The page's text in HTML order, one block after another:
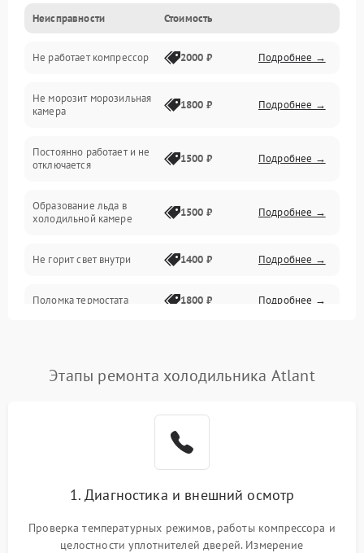
Механика
Электропитание
Дренаж
Неисправности Стоимость
Не работает компрессор 2000 ₽ Подробнее →
Не морозит морозильная
камера
1800 ₽ Подробнее →
Постоянно работает и не
отключается
1500 ₽ Подробнее →
Образование льда в
холодильной камере
1500 ₽ Подробнее →
Не горит свет внутри 1400 ₽ Подробнее →
Поломка термостата 1800 ₽ Подробнее →
Поломка системы No Frost 2600 ₽ Подробнее →
работе
2000 ₽ Подробнее →
Этапы ремонта холодильника Atlant
1. Диагностика и внешний осмотр
Проверка температурных режимов, работы компрессора и
целостности уплотнителей дверей. Измерение